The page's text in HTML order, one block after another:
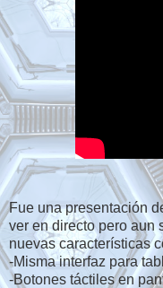
Fue una presentación
ver en directo pero aun
nuevas características
-Misma interfaz para
-Botones táctiles en